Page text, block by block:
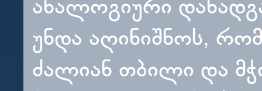
ანალოგიური
უნდა აღინიშნოს,
ძალიან თბილი და